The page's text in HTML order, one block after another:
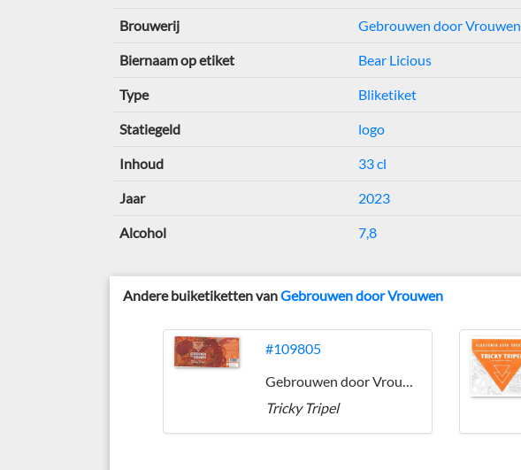
Brouwerij Gebrouwen door Vrouwen
Biernaam op etiket Bear Licious
Type Bliketiket
Statiegeld logo
Inhoud 33 cl
Jaar 2023
Alcohol 7,8
Andere buiketiketten vanGebrouwen door Vrouwen
#109805
Gebrouwen door Vrouwen
Tricky Tripel